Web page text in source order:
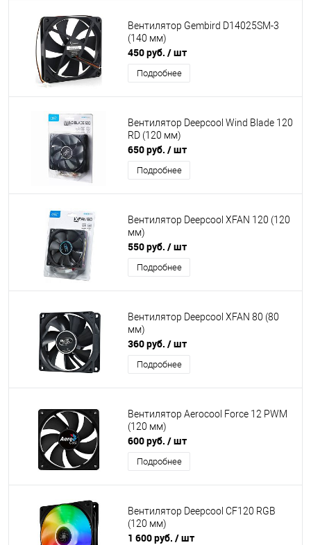
Вентилятор Gembird D14025SM-3
(140 мм)
450 руб. / шт
Подробнее
Вентилятор Deepcool Wind Blade 120
RD (120 мм)
650 руб. / шт
Подробнее
Вентилятор Deepcool XFAN 120 (120
мм)
550 руб. / шт
Подробнее
Вентилятор Deepcool XFAN 80 (80
мм)
360 руб. / шт
Подробнее
Вентилятор Aerocool Force 12 PWM
(120 мм)
600 руб. / шт
Подробнее
Вентилятор Deepcool CF120 RGB
(120 мм)
1 600 руб. / шт